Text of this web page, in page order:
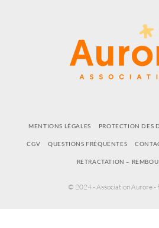
MENTIONS LÉGALES PROTECTION DES
CGV QUESTIONS FRÉQUENTES
RETRACTATION –
© 2024 - Association Aurore -